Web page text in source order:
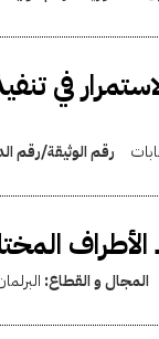
في
رقم الوثيقة/رقم
المجال و القطاع: